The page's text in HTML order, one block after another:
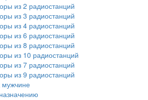
из 2 радиостанций
из 3 радиостанций
из 4 радиостанций
из 6 радиостанций
из 8 радиостанций
из 10 радиостанций
из 7 радиостанций
из 9 радиостанций
мужчине